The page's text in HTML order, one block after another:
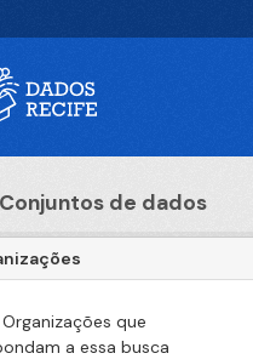
Conjuntos de dados
que
a essa busca